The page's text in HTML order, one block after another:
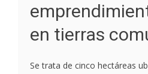
en tierras
Se trata de cinco hectáreas